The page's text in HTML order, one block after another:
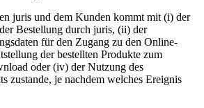
juris und dem Kunden kommt mit (i) der
Bestellung durch juris, (ii) der
für den Zugang zu den Online-
der bestellten Produkte zum
oder (iv) der Nutzung des
zustande, je nachdem welches Ereignis